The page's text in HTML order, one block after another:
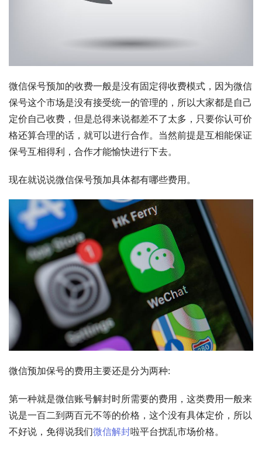
微信保号预加的收费一般是没有固定得收费模式，因为微信
保号这个市场是没有接受统一的管理的，所以大家都是自己
定价自己收费，但是总得来说都差不了太多，只要你认可价
格还算合理的话，就可以进行合作。当然前提是互相能保证
保号互相得利，合作才能愉快进行下去。
现在就说说微信保号预加具体都有哪些费用。
微信预加保号的费用主要还是分为两种:
第一种就是微信账号解封时所需要的费用，这类费用一般来
说是一百二到两百元不等的价格，这个没有具体定价，所以
不好说，免得说我们微信解封啦平台扰乱市场价格。